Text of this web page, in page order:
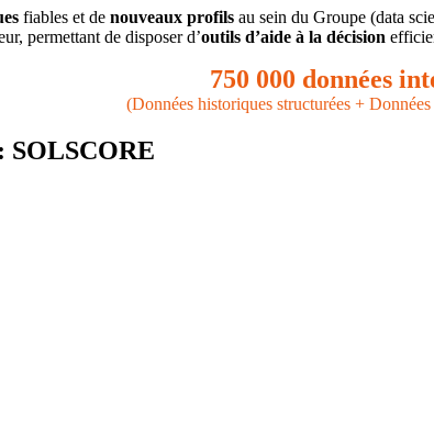
fiables et de nouveaux profils au sein du Groupe (data
permettant de disposer d’outils d’aide à la décision
750 000 données
(Données historiques structurées +